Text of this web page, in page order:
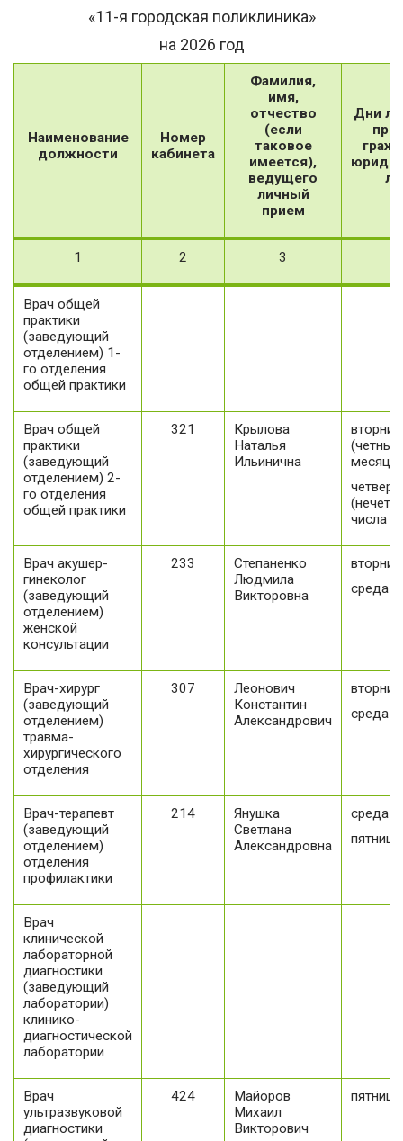
«11-я городская поликлиника»
на 2026 год
Наименование
должности
Номер
кабинета
Фамилия,
имя,
отчество
(если
таковое
имеется),
ведущего
личный
прием
Дни
1 2 3
Врач общей
практики
(заведующий
отделением) 1-
го отделения
общей практики
Врач общей
практики
(заведующий
отделением) 2-
го отделения
общей практики
321
Крылова
Наталья
Ильинична
вторник
(четные
месяца)
четверг
числа
Врач акушер-
гинеколог
(заведующий
отделением)
женской
консультации
233
Степаненко
Людмила
Викторовна
вторник
среда
Врач-хирург
(заведующий
отделением)
травма-
хирургического
отделения
307
Леонович
Константин
Александрович
вторник
среда
Врач-терапевт
(заведующий
отделением)
отделения
профилактики
214
Янушка
Светлана
Александровна
среда
пятница
Врач
клинической
лабораторной
диагностики
(заведующий
лаборатории)
клинико-
диагностической
лаборатории
Врач
ультразвуковой
диагностики
424
Майоров
Михаил
Викторович
пятница